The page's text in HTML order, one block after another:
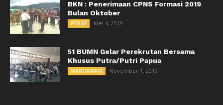
BKN : Penerimaan CPNS Formasi 2019
Bulan Oktober
PEGAF Mei 4, 2019
51 BUMN Gelar Perekrutan Bersama
Khusus Putra/Putri Papua
MANOKWARI November 1, 2019